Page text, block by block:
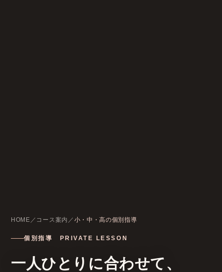
HOME ／ コース案内 ／ 小・中・高の個別指導
個別指導 PRIVATE LESSON
一人ひとりに合わせて、